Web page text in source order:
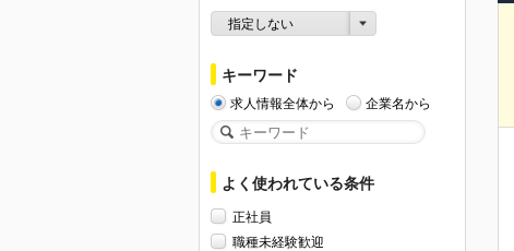
指定しない
キーワード
求人情報全体から 企業名から
よく使われている条件
正社員
職種未経験歓迎